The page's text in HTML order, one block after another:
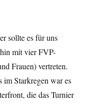
sollte es für uns
mit vier FVP-
Frauen) vertreten.
im Starkregen war es
die das Turnier